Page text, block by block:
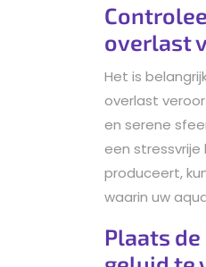
overlast
Het is
overlast
en serene
een
produceert,
waarin uw
Plaats